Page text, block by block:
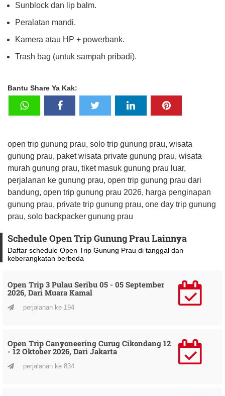
Sunblock dan lip balm.
Peralatan mandi.
Kamera atau HP + powerbank.
Trash bag (untuk sampah pribadi).
Bantu Share Ya Kak:
open trip gunung prau, solo trip gunung prau, wisata
gunung prau, paket wisata private gunung prau, wisata
murah gunung prau, tiket masuk gunung prau luar,
perjalanan ke gunung prau, open trip gunung prau dari
bandung, open trip gunung prau 2026, harga penginapan
gunung prau, private trip gunung prau, one day trip gunung
prau, solo backpacker gunung prau
Schedule Open Trip Gunung Prau Lainnya
Daftar schedule Open Trip Gunung Prau di tanggal dan
keberangkatan berbeda
Open Trip 3 Pulau Seribu 05 - 05 September
2026, Dari Muara Kamal
perjalanan ke 194
Open Trip Canyoneering Curug Cikondang 12
- 12 Oktober 2026, Dari Jakarta
perjalanan ke 834